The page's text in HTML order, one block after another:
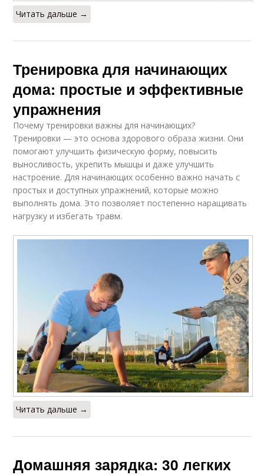
Читать дальше →
Тренировка для начинающих
дома: простые и эффективные
упражнения
Почему тренировки важны для начинающих?
Тренировки — это основа здорового образа жизни. Они
помогают улучшить физическую форму, повысить
выносливость, укрепить мышцы и даже улучшить
настроение. Для начинающих особенно важно начать с
простых и доступных упражнений, которые можно
выполнять дома. Это позволяет постепенно наращивать
нагрузку и избегать травм.
Читать дальше →
Домашняя зарядка: 30 легких